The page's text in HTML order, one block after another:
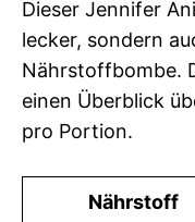
Dieser Jennifer
lecker, sondern
Nährstoffbombe.
einen Überblick
pro Portion.
Nährstoff